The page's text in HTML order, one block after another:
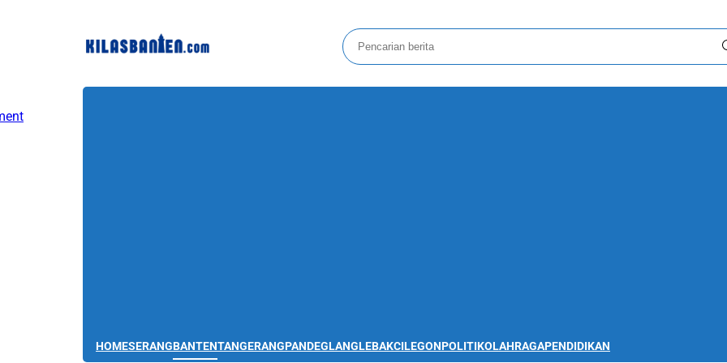
HOMESERANGBANTENTANGERANGPANDEGLANGLEBAKCILEGONPOLITIKOLAHRAGAPENDIDIKAN